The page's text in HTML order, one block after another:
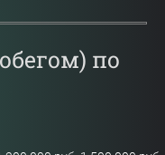
по